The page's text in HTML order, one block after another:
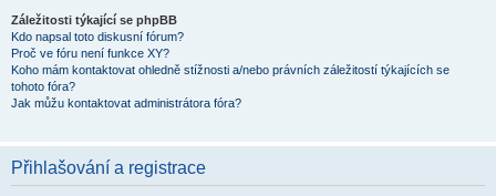
Záležitosti týkající se phpBB
Kdo napsal toto diskusní fórum?
Proč ve fóru není funkce XY?
Koho mám kontaktovat ohledně stížnosti a/nebo právních záležitostí týkajících se
tohoto fóra?
Jak můžu kontaktovat administrátora fóra?
Přihlašování a registrace